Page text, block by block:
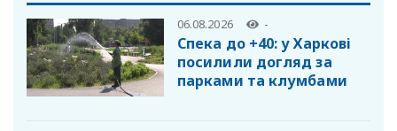
06.08.2026 -
Спека до +40: у Харкові
посилили догляд за
парками та клумбами